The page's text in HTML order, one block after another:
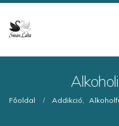
Főoldal Addikció,